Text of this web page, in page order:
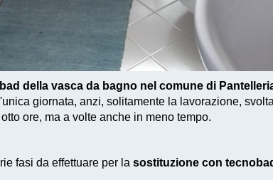
della vasca da bagno nel comune di
giornata, anzi, solitamente la lavorazione,
ore, ma a volte anche in meno tempo.
fasi da effettuare per la sostituzione con